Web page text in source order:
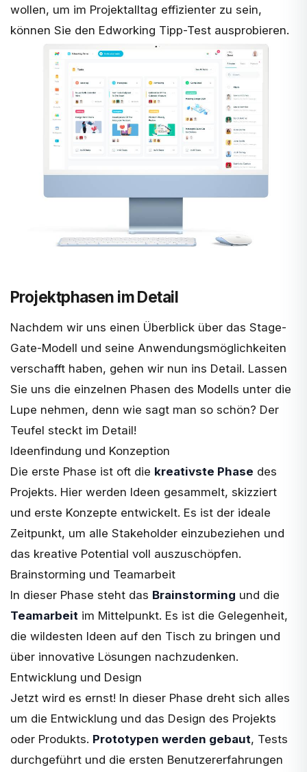
wollen, um im Projektalltag effizienter zu sein,
können Sie den Edworking Tipp-Test ausprobieren.
Projektphasen im Detail
Nachdem wir uns einen Überblick über das Stage-
Gate-Modell und seine Anwendungsmöglichkeiten
verschafft haben, gehen wir nun ins Detail. Lassen
Sie uns die einzelnen Phasen des Modells unter die
Lupe nehmen, denn wie sagt man so schön? Der
Teufel steckt im Detail!
Ideenfindung und Konzeption
Die erste Phase ist oft die kreativste Phase des
Projekts. Hier werden Ideen gesammelt, skizziert
und erste Konzepte entwickelt. Es ist der ideale
Zeitpunkt, um alle Stakeholder einzubeziehen und
das kreative Potential voll auszuschöpfen.
Brainstorming und Teamarbeit
In dieser Phase steht das Brainstorming und die
Teamarbeit im Mittelpunkt. Es ist die Gelegenheit,
die wildesten Ideen auf den Tisch zu bringen und
über innovative Lösungen nachzudenken.
Entwicklung und Design
Jetzt wird es ernst! In dieser Phase dreht sich alles
um die Entwicklung und das Design des Projekts
oder Produkts. Prototypen werden gebaut, Tests
durchgeführt und die ersten Benutzererfahrungen